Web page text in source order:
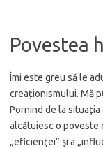
Povestea
Îmi este greu să le
creaționismului. Mă
Pornind de la situaţia
alcătuiesc o poveste
„eficienţei” şi a